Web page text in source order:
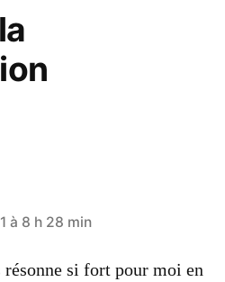
à 8 h 28 min
résonne si fort pour moi en